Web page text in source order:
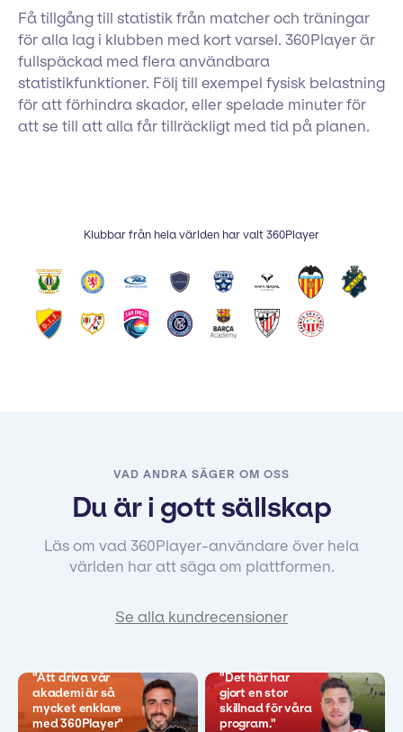
Få tillgång till statistik från matcher och träningar
för alla lag i klubben med kort varsel. 360Player är
fullspäckad med flera användbara
statistikfunktioner. Följ till exempel fysisk belastning
för att förhindra skador, eller spelade minuter för
att se till att alla får tillräckligt med tid på planen.
Klubbar från hela världen har valt 360Player
VAD ANDRA SÄGER OM OSS
Du är i gott sällskap
Läs om vad 360Player-användare över hela
världen har att säga om plattformen.
Se alla kundrecensioner
"Att driva vår
akademi är så
mycket enklare
med 360Player"
"Det här har
gjort en stor
skillnad för våra
program."